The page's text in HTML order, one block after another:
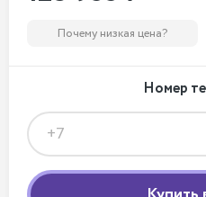
Почему низкая цена?
Номер